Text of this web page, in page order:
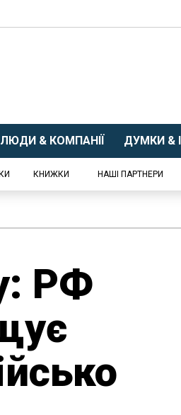
ЛЮДИ & КОМПАНІЇ ДУМКИ &
КНИЖКИ НАШІ ПАРТНЕРИ
РФ